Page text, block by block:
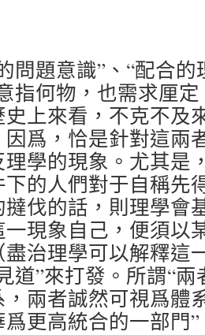
問題意識”、“配合
指何物，也需求厘
上來看，不克不及
因爲，恰是針對這兩
學的現象。尤其是
的人們對于自稱先
伐的話，則理學會
現象自己，便須以
治理學可以解釋這
道”來打發。所謂“
，兩者誠然可視爲
更高統合的一部門”